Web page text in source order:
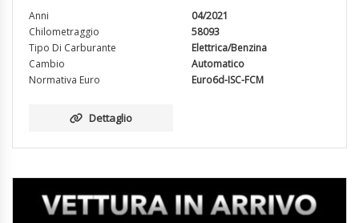
Anni
04/2021
Chilometraggio
58093
Tipo Di Carburante
Elettrica/Benzina
Cambio
Automatico
Normativa Euro
Euro6d-ISC-FCM
Dettaglio